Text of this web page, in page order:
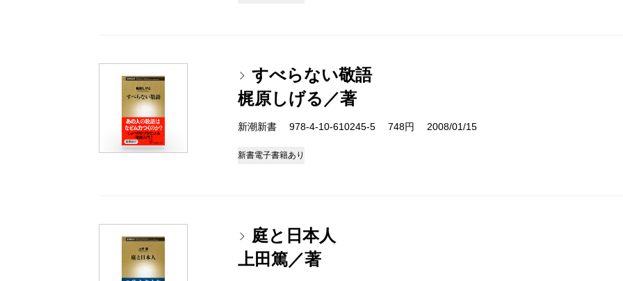
すべらない敬語
梶原しげる／著
新潮新書 978-4-10-610245-5 748円 2008/01/15
新書電子書籍あり
庭と日本人
上田篤／著